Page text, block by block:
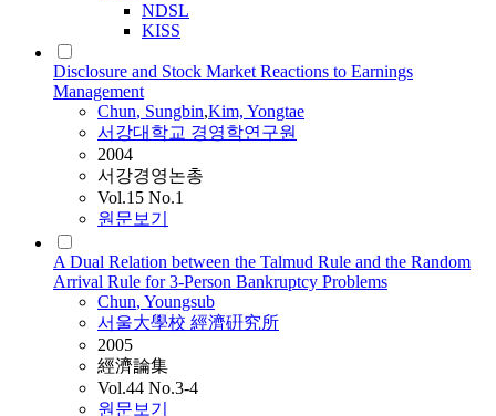
NDSL
KISS
Disclosure and Stock Market Reactions to Earnings
Management
Chun, Sungbin,Kim, Yongtae
서강대학교 경영학연구원
2004
서강경영논총
Vol.15 No.1
원문보기
A Dual Relation between the Talmud Rule and the Random
Arrival Rule for 3-Person Bankruptcy Problems
Chun, Youngsub
서울大學校 經濟硏究所
2005
經濟論集
Vol.44 No.3-4
원문보기